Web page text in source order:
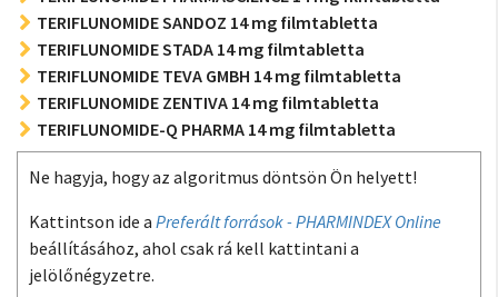
TERIFLUNOMIDE SANDOZ 14 mg filmtabletta
TERIFLUNOMIDE STADA 14 mg filmtabletta
TERIFLUNOMIDE TEVA GMBH 14 mg filmtabletta
TERIFLUNOMIDE ZENTIVA 14 mg filmtabletta
TERIFLUNOMIDE-Q PHARMA 14 mg filmtabletta
Ne hagyja, hogy az algoritmus döntsön Ön helyett!
Kattintson ide a Preferált források - PHARMINDEX Online
beállításához, ahol csak rá kell kattintani a
jelölőnégyzetre.